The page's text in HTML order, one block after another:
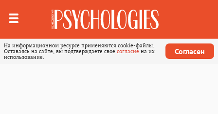
На информационном ресурсе применяются cookie-файлы.
Оставаясь на сайте, вы подтверждаете свое согласие на их
использование.
Согласен